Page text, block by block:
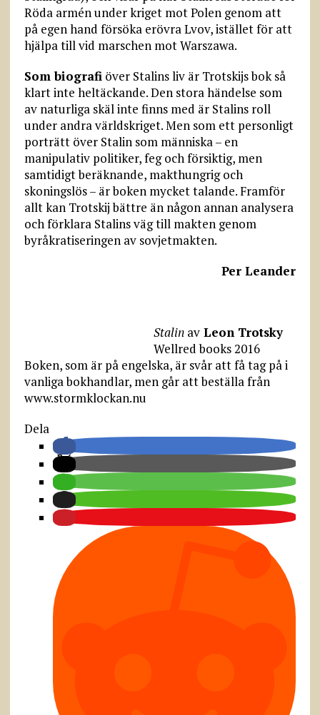
Röda armén under kriget mot Polen genom att
på egen hand försöka erövra Lvov, istället för att
hjälpa till vid marschen mot Warszawa.
Som biografiöver Stalins liv är Trotskijs bok så
klart inte heltäckande. Den stora händelse som
av naturliga skäl inte finns med är Stalins roll
under andra världskriget. Men som ett personligt
porträtt över Stalin som människa – en
manipulativ politiker, feg och försiktig, men
samtidigt beräknande, makthungrig och
skoningslös – är boken mycket talande. Framför
allt kan Trotskij bättre än någon annan analysera
och förklara Stalins väg till makten genom
byråkratiseringen av sovjetmakten.
Per Leander
StalinavLeon Trotsky
Wellred books 2016
Boken, som är på engelska, är svår att få tag på i
vanliga bokhandlar, men går att beställa från
www.stormklockan.nu
Dela